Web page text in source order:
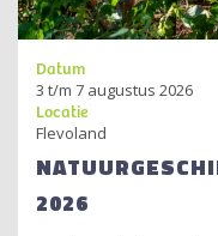
Datum
3 t/m 7 augustus 2026
Locatie
Flevoland
2026